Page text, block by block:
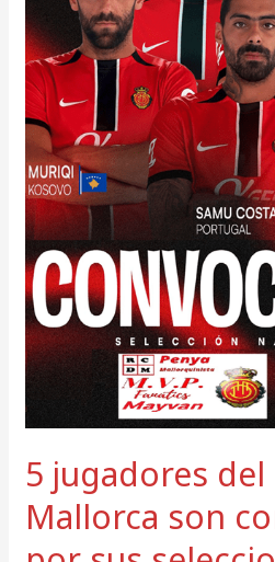
5 jugadores del
Mallorca son
convocados
por
sus
selecciones